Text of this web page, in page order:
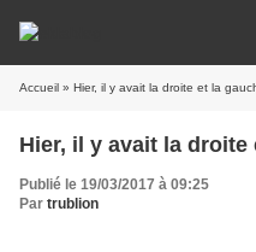
Accueil » Hier, il y avait la droite et la
Hier, il y avait la droite
Publié le 19/03/2017 à 09:25
Par trublion